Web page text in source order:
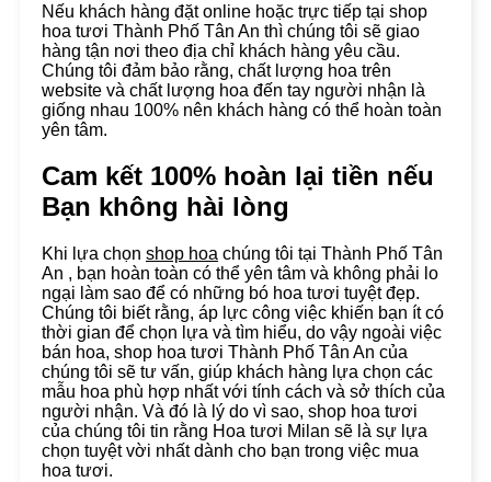
Nếu khách hàng đặt online hoặc trực tiếp tại shop
hoa tươi Thành Phố Tân An thì chúng tôi sẽ giao
hàng tận nơi theo địa chỉ khách hàng yêu cầu.
Chúng tôi đảm bảo rằng, chất lượng hoa trên
website và chất lượng hoa đến tay người nhận là
giống nhau 100% nên khách hàng có thể hoàn toàn
yên tâm.
Cam kết 100% hoàn lại tiền nếu
Bạn không hài lòng
Khi lựa chọn shop hoa chúng tôi tại Thành Phố Tân
An , bạn hoàn toàn có thể yên tâm và không phải lo
ngại làm sao để có những bó hoa tươi tuyệt đẹp.
Chúng tôi biết rằng, áp lực công việc khiến bạn ít có
thời gian để chọn lựa và tìm hiểu, do vậy ngoài việc
bán hoa, shop hoa tươi Thành Phố Tân An của
chúng tôi sẽ tư vấn, giúp khách hàng lựa chọn các
mẫu hoa phù hợp nhất với tính cách và sở thích của
người nhận. Và đó là lý do vì sao, shop hoa tươi
của chúng tôi tin rằng Hoa tươi Milan sẽ là sự lựa
chọn tuyệt vời nhất dành cho bạn trong việc mua
hoa tươi.